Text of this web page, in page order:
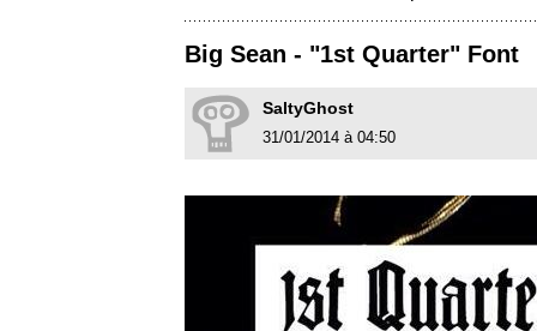
Big Sean - "1st Quarter" Font
SaltyGhost
31/01/2014 à 04:50